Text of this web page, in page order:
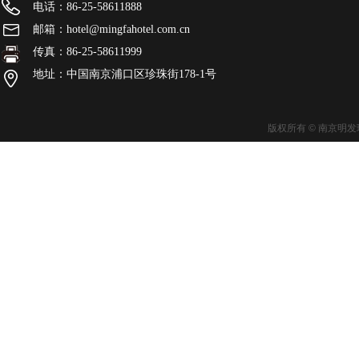
版权所有 © 南京明
电话：86-25-58611888
邮箱：hotel@mingfahotel.com.cn
传真：86-25-58611999
地址：中国南京浦口区珍珠街178-1号